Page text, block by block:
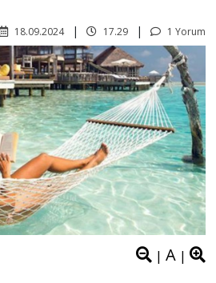
1 Yorum
17.29
18.09.2024
| A |